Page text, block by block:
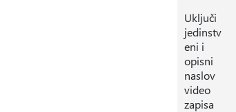
Uključi
jedinstv
eni i
opisni
naslov
video
zapisa